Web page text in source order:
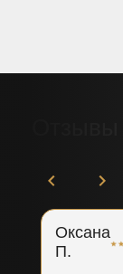
Оксана
П.